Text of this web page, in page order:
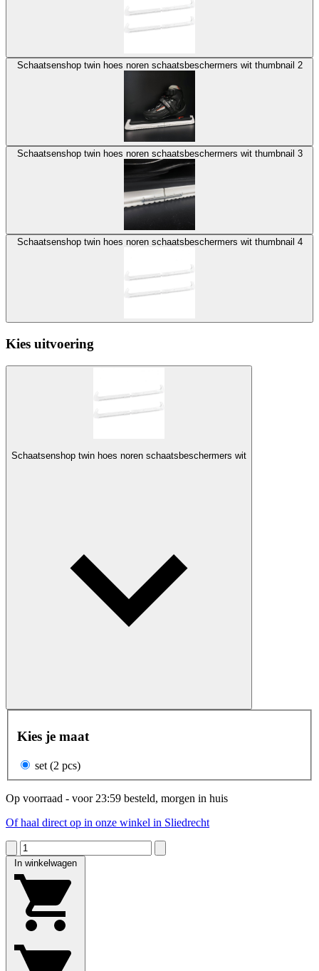
Schaatsenshop twin hoes noren schaatsbeschermers wit thumbnail 2
Schaatsenshop twin hoes noren schaatsbeschermers wit thumbnail 3
Schaatsenshop twin hoes noren schaatsbeschermers wit thumbnail 4
Kies uitvoering
Schaatsenshop twin hoes noren schaatsbeschermers wit
Kies je maat
set (2 pcs)
Op voorraad - voor 23:59 besteld, morgen in huis
Of haal direct op in onze winkel in Sliedrecht
In winkelwagen